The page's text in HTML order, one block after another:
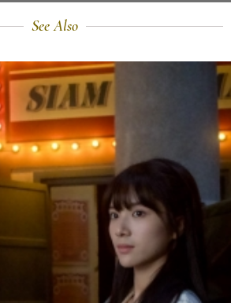
See Also